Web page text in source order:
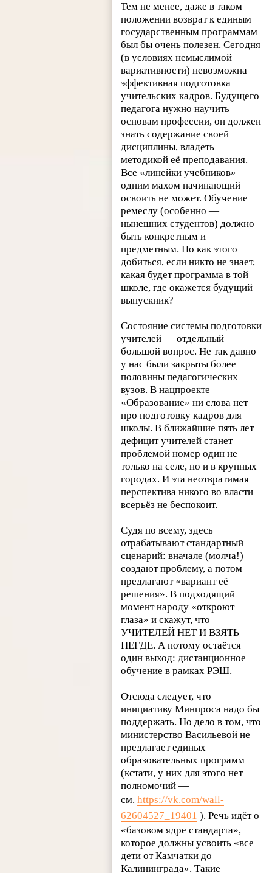
Тем не менее, даже в таком
положении возврат к единым
государственным программам
был бы очень полезен. Сегодня
(в условиях немыслимой
вариативности) невозможна
эффективная подготовка
учительских кадров. Будущего
педагога нужно научить
основам профессии, он должен
знать содержание своей
дисциплины, владеть
методикой её преподавания.
Все «линейки учебников»
одним махом начинающий
освоить не может. Обучение
ремеслу (особенно —
нынешних студентов) должно
быть конкретным и
предметным. Но как этого
добиться, если никто не знает,
какая будет программа в той
школе, где окажется будущий
выпускник?
Состояние системы подготовки
учителей — отдельный
большой вопрос. Не так давно
у нас были закрыты более
половины педагогических
вузов. В нацпроекте
«Образование» ни слова нет
про подготовку кадров для
школы. В ближайшие пять лет
дефицит учителей станет
проблемой номер один не
только на селе, но и в крупных
городах. И эта неотвратимая
перспектива никого во власти
всерьёз не беспокоит.
Судя по всему, здесь
отрабатывают стандартный
сценарий: вначале (молча!)
создают проблему, а потом
предлагают «вариант её
решения». В подходящий
момент народу «откроют
глаза» и скажут, что
УЧИТЕЛЕЙ НЕТ И ВЗЯТЬ
НЕГДЕ. А потому остаётся
один выход: дистанционное
обучение в рамках РЭШ.
Отсюда следует, что
инициативу Минпроса надо бы
поддержать. Но дело в том, что
министерство Васильевой не
предлагает единых
образовательных программ
(кстати, у них для этого нет
полномочий —
см.https://vk.com/wall-
62604527_19401 ). Речь идёт о
«базовом ядре стандарта»,
которое должны усвоить «все
дети от Камчатки до
Калининграда». Такие